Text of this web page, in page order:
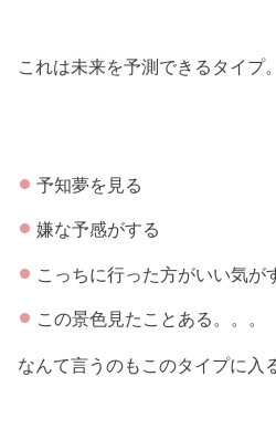
これは未来を予測できるタイプ。
予知夢を見る
嫌な予感がする
こっちに行った方がいい気が
この景色見たことある。。。
なんて言うのもこのタイプに入